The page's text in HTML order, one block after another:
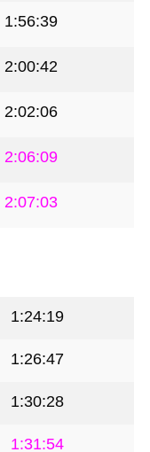
1:56:39
2:00:42
2:02:06
2:06:09
2:07:03
1:24:19
1:26:47
1:30:28
1:31:54